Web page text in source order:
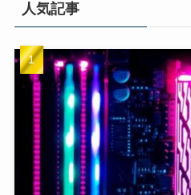
人気記事